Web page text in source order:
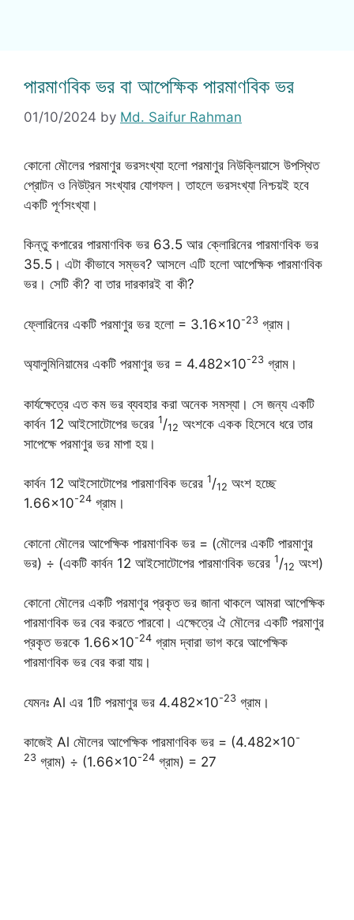
পারমাণবিক ভর বা আপেক্ষিক পারমাণবিক ভর
01/10/2024 by Md. Saifur Rahman
কোনো মৌলের পরমাণুর ভরসংখ্যা হলো পরমাণুর নিউক্লিয়াসে উপস্থিত
প্রোটন ও নিউট্রন সংখ্যার যোগফল। তাহলে ভরসংখ্যা নিশ্চয়ই হবে
একটি পূর্ণসংখ্যা।
কিন্তু কপারের পারমাণবিক ভর 63.5 আর ক্লোরিনের পারমাণবিক ভর
35.5। এটা কীভাবে সম্ভব? আসলে এটি হলো আপেক্ষিক পারমাণবিক
ভর। সেটি কী? বা তার দারকারই বা কী?
ফ্লোরিনের একটি পরমাণুর ভর হলো = 3.16×10-23 গ্রাম।
অ্যালুমিনিয়ামের একটি পরমাণুর ভর = 4.482×10-23 গ্রাম।
কার্যক্ষেত্রে এত কম ভর ব্যবহার করা অনেক সমস্যা। সে জন্য একটি
কার্বন 12 আইসোটোপের ভরের 1/12 অংশকে একক হিসেবে ধরে তার
সাপেক্ষে পরমাণুর ভর মাপা হয়।
কার্বন 12 আইসোটোপের পারমাণবিক ভরের 1/12 অংশ হচ্ছে
1.66×10-24 গ্রাম।
কোনো মৌলের আপেক্ষিক পারমাণবিক ভর = (মৌলের একটি পারমাণুর
ভর) ÷ (একটি কার্বন 12 আইসোটোপের পারমাণবিক ভরের 1/12 অংশ)
কোনো মৌলের একটি পরমাণুর প্রকৃত ভর জানা থাকলে আমরা আপেক্ষিক
পারমাণবিক ভর বের করতে পারবো। এক্ষেত্রে ঐ মৌলের একটি পরমাণুর
প্রকৃত ভরকে 1.66×10-24 গ্রাম দ্বারা ভাগ করে আপেক্ষিক
পারমাণবিক ভর বের করা যায়।
যেমনঃ Al এর 1টি পরমাণুর ভর 4.482×10-23 গ্রাম।
কাজেই Al মৌলের আপেক্ষিক পারমাণবিক ভর = (4.482×10-
23 গ্রাম) ÷ (1.66×10-24 গ্রাম) = 27